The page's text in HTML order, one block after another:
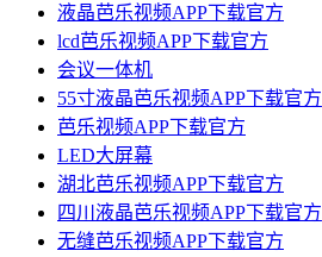
液晶芭乐视频APP下载官方
lcd芭乐视频APP下载官方
会议一体机
55寸液晶芭乐视频APP下载官方
芭乐视频APP下载官方
LED大屏幕
湖北芭乐视频APP下载官方
四川液晶芭乐视频APP下载官方
无缝芭乐视频APP下载官方